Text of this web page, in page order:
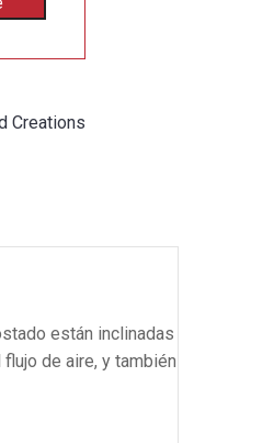
Creations
están inclinadas
de aire, y también